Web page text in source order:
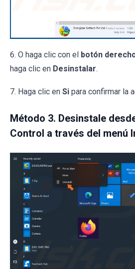
6. O haga clic con el botón
haga clic en Desinstalar.
7. Haga clic en Si para confirmar la
Método 3. Desinstale
Control a través del menú